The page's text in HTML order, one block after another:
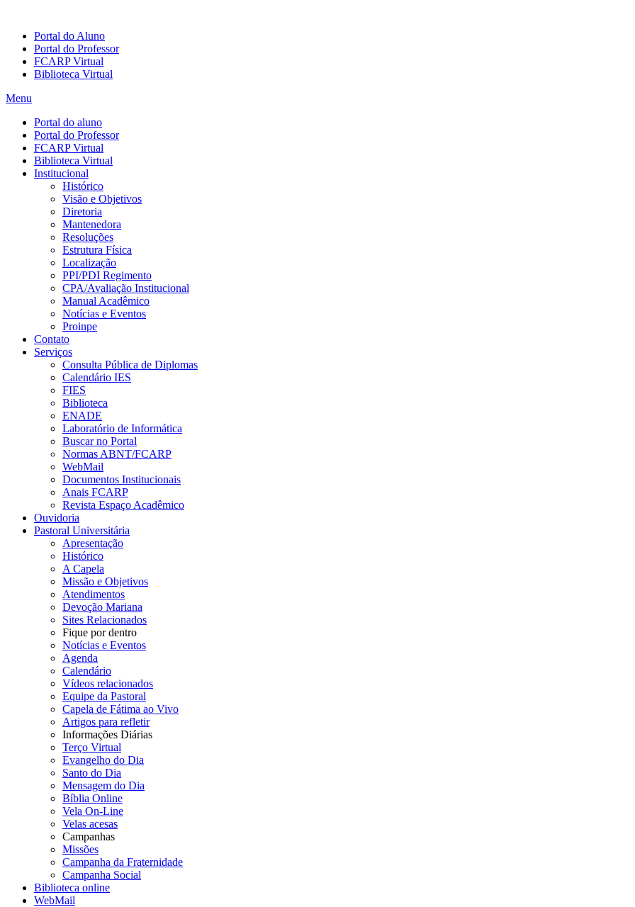
Portal do Aluno
Portal do Professor
FCARP Virtual
Biblioteca Virtual
Menu
Portal do aluno
Portal do Professor
FCARP Virtual
Biblioteca Virtual
Institucional
Histórico
Visão e Objetivos
Diretoria
Mantenedora
Resoluções
Estrutura Física
Localização
PPI/PDI Regimento
CPA/Avaliação Institucional
Manual Acadêmico
Notícias e Eventos
Proinpe
Contato
Serviços
Consulta Pública de Diplomas
Calendário IES
FIES
Biblioteca
ENADE
Laboratório de Informática
Buscar no Portal
Normas ABNT/FCARP
WebMail
Documentos Institucionais
Anais FCARP
Revista Espaço Acadêmico
Ouvidoria
Pastoral Universitária
Apresentação
Histórico
A Capela
Missão e Objetivos
Atendimentos
Devoção Mariana
Sites Relacionados
Fique por dentro
Notícias e Eventos
Agenda
Calendário
Vídeos relacionados
Equipe da Pastoral
Capela de Fátima ao Vivo
Artigos para refletir
Informações Diárias
Terço Virtual
Evangelho do Dia
Santo do Dia
Mensagem do Dia
Bíblia Online
Vela On-Line
Velas acesas
Campanhas
Missões
Campanha da Fraternidade
Campanha Social
Biblioteca online
WebMail